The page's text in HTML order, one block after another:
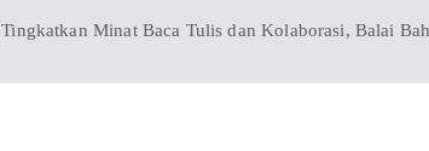
Tingkatkan Minat Baca Tulis dan Kolaborasi, Balai